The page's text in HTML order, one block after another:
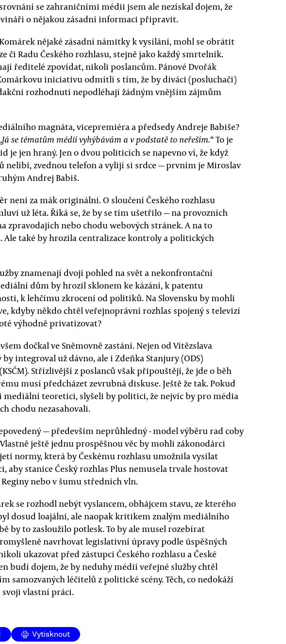
se zahraničními médii jsem ale nezískal dojem, že
o nějakou zásadní informaci připravit.
nějaké zásadní námitky k vysílání, mohl se obrátit
či Radu Českého rozhlasu, stejně jako každý smrtelník.
ředitelé zpovídat, nikoli poslancům. Pánové Dvořák
iniciativu odmítli s tím, že by diváci (posluchači)
rozhodnutí nepodléhají žádným vnějším zájmům
magnáta, vicepremiéra a předsedy Andreje Babiše?
Já se tématům médií vyhýbávám a v podstatě to neřeším.“ To je
je jen hraný. Jen o dvou politicích se napevno ví, že když
nelíbí, zvednou telefon a vylijí si srdce — prvním je Miroslav
Andrej Babiš.
není za mák originální. O sloučení Českého rozhlasu
už léta. Říká se, že by se tím ušetřilo — na provozních
zpravodajích nebo chodu webových stránek. A na to
Ale také by hrozila centralizace kontroly a politických
znamenají dvojí pohled na svět a nekonfrontační
dům by hrozil sklonem ke kázání, k patentu
k lehčímu zkrocení od politiků. Na Slovensku by mohli
kdyby někdo chtěl veřejnoprávní rozhlas spojený s televizí
výhodně privatizovat?
dočkal ve Sněmovně zastání. Nejen od Vítězslava
by integroval už dávno, ale i Zdeňka Stanjury (ODS)
Střízlivější z poslanců však připouštějí, že jde o běh
musí předcházet zevrubná diskuse. Ještě že tak. Pokud
teoretici, slyšeli by politici, že nejvíc by pro média
chodu nezasahovali.
— především neprůhledný - model výběru rad coby
ještě jednu prospěšnou věc by mohli zákonodárci
normy, která by Českému rozhlasu umožnila vysílat
aby stanice Český rozhlas Plus nemusela trvale hostovat
nebo v šumu středních vln.
se rozhodl nebýt vyslancem, obhájcem stavu, ze kterého
dosud loajální, ale naopak kritikem znalým mediálního
by to zasloužilo potlesk. To by ale musel rozebírat
navrhovat legislativní úpravy podle úspěšných
ukazovat před zástupci Českého rozhlasu a České
budí dojem, že by neduhy médií veřejné služby chtěl
samozvaných léčitelů z politické scény. Těch, co nedokáží
vlastní práci.
Vytisknout